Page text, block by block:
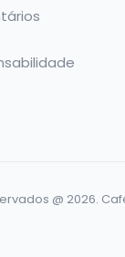
@ 2026.